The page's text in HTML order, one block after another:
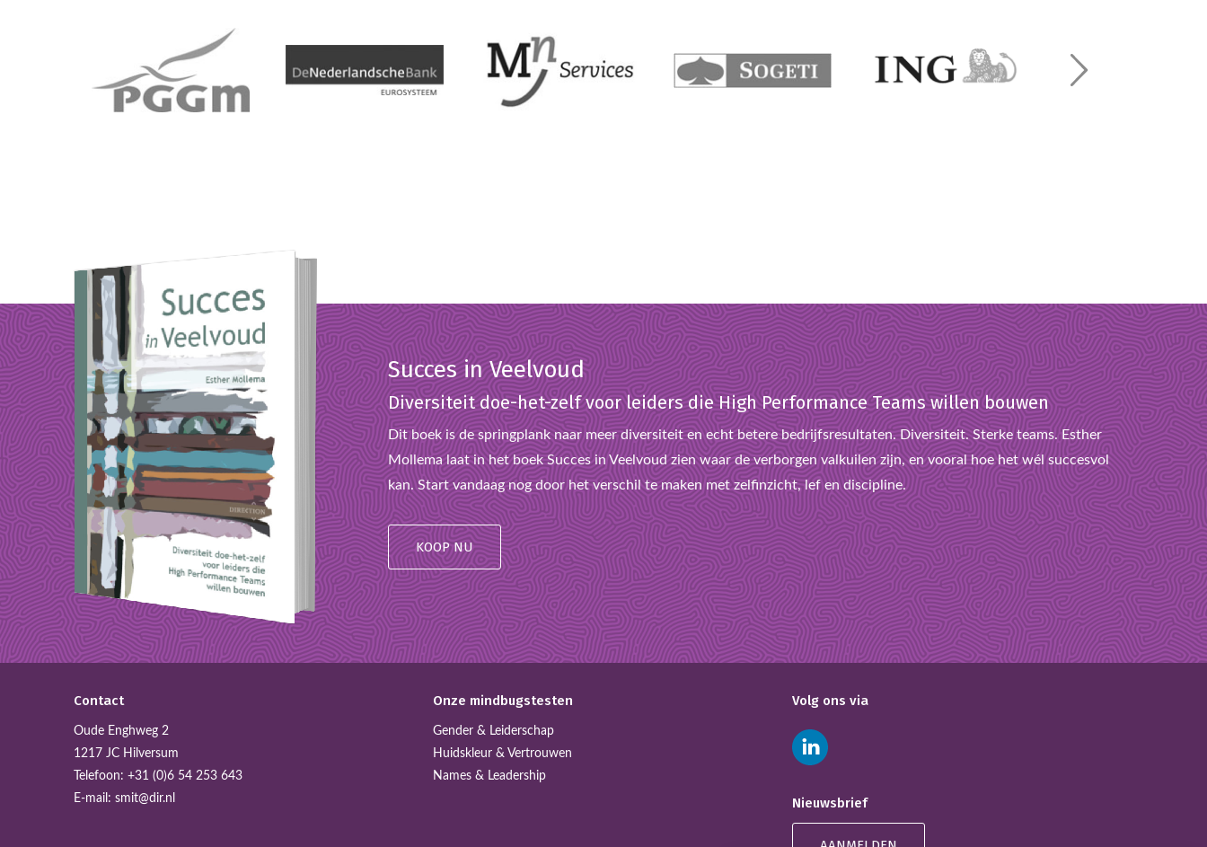
Succes in Veelvoud
Diversiteit doe-het-zelf voor leiders die High Performance Teams willen bouwen
Dit boek is de springplank naar meer diversiteit en echt betere bedrijfsresultaten. Diversiteit. Sterke teams. Esther
Mollema laat in het boek Succes in Veelvoud zien waar de verborgen valkuilen zijn, en vooral hoe het wél succesvol
kan. Start vandaag nog door het verschil te maken met zelfinzicht, lef en discipline.
KOOP NU
Contact
Oude Enghweg 2
1217 JC Hilversum
Telefoon: +31 (0)6 54 253 643
E-mail: smit@dir.nl
Onze mindbugstesten
Gender & Leiderschap
Huidskleur & Vertrouwen
Names & Leadership
Volg ons via
Nieuwsbrief